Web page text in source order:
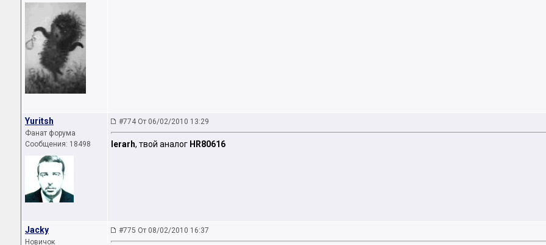
Yuritsh
Фанат форума
Сообщения: 18498
#774 От 06/02/2010 13:29
Ierarh, твой аналог HR80616
Jacky
Новичок
#775 От 08/02/2010 16:37